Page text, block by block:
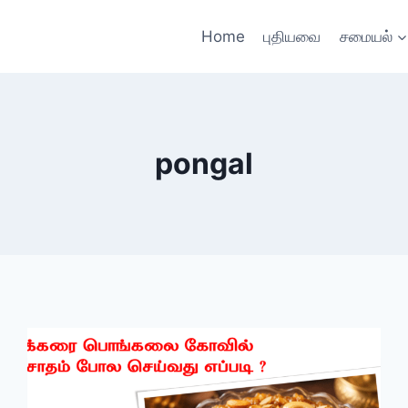
Home புதியவை சமையல்
pongal